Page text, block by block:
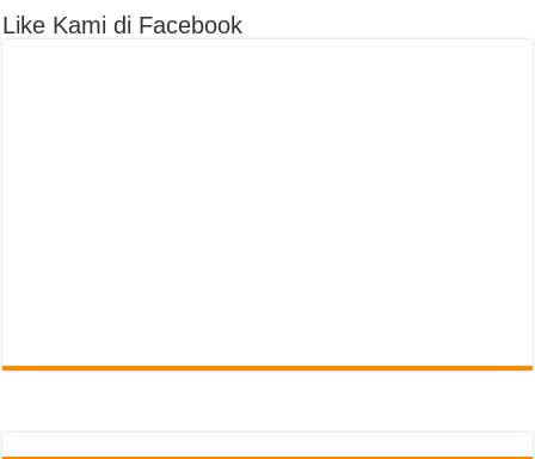
Like Kami di Facebook